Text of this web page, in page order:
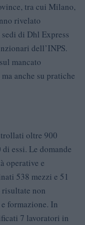
tra cui Milano,
rivelato
di Dhl Express
dell’INPS.
mancato
anche su pratiche
oltre 900
essi. Le domande
operative e
538 mezzi e 51
non
formazione. In
7 lavoratori in